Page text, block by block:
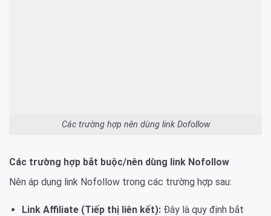
Các trường hợp nên dùng link Dofollow
Các trường hợp bắt buộc/nên dùng link Nofollow
Nên áp dụng link Nofollow trong các trường hợp sau:
Link Affiliate (Tiếp thị liên kết):Đây là quy định bắt